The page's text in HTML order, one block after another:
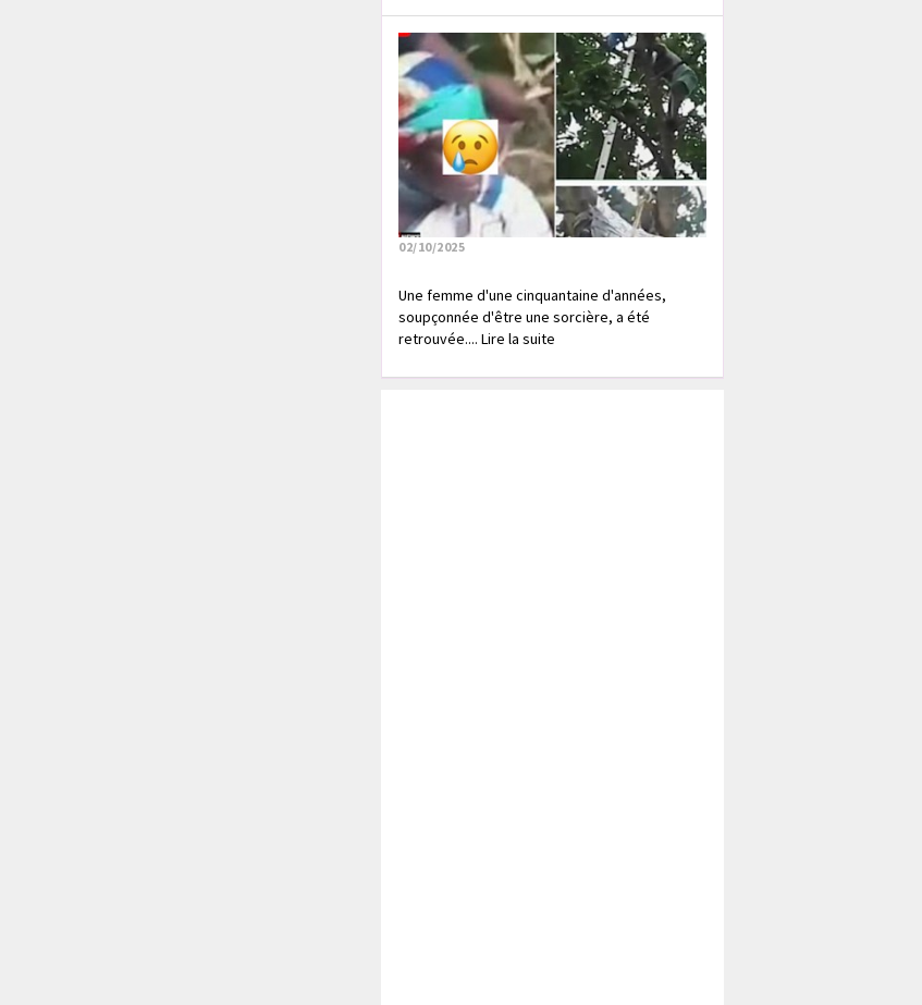
02/10/2025
Une femme d'une cinquantaine d'années,
soupçonnée d'être une sorcière, a été
retrouvée.... Lire la suite